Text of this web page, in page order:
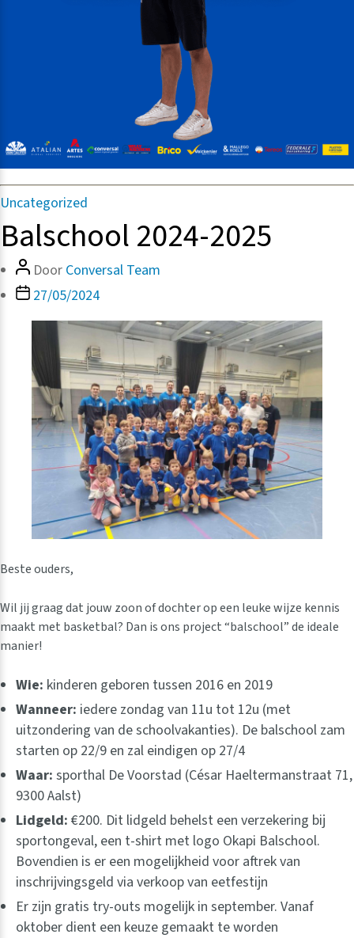
Categorieën
Uncategorized
Balschool 2024-2025
Bericht
auteur
Door Conversal Team
Berichtdatum
27/05/2024
Beste ouders,
Wil jij graag dat jouw zoon of dochter op een leuke wijze kennis
maakt met basketbal? Dan is ons project “balschool” de ideale
manier!
Wie: kinderen geboren tussen 2016 en 2019
Wanneer: iedere zondag van 11u tot 12u (met
uitzondering van de schoolvakanties). De balschool zam
starten op 22/9 en zal eindigen op 27/4
Waar: sporthal De Voorstad (César Haeltermanstraat 71,
9300 Aalst)
Lidgeld: €200. Dit lidgeld behelst een verzekering bij
sportongeval, een t-shirt met logo Okapi Balschool.
Bovendien is er een mogelijkheid voor aftrek van
inschrijvingsgeld via verkoop van eetfestijn
Er zijn gratis try-outs mogelijk in september. Vanaf
oktober dient een keuze gemaakt te worden